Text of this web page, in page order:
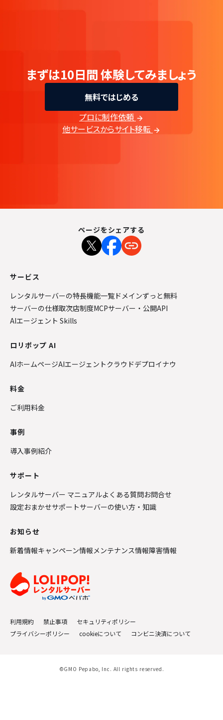
まずは10日間体験してみましょう
無料ではじめる
プロに制作依頼
他サービスからサイト移転
ページをシェアする
サービス
レンタルサーバーの特長機能一覧 ドメインずっと無料
サーバーの仕様取次店制度MCPサーバー・公開API
AIエージェント Skills
ロリポップ AI
AIホームページAIエージェントクラウドデプロイナウ
料金
ご利用料金
事例
導入事例紹介
サポート
レンタルサーバー マニュアルよくある質問お問合せ
設定おまかせサポートサーバーの使い方・知識
お知らせ
新着情報キャンペーン情報メンテナンス情報障害情報
利用規約 禁止事項
セキュリティポリシー
プライバシーポリシー
cookieについて コンビニ決済について
©GMO Pepabo, Inc. All rights reserved.